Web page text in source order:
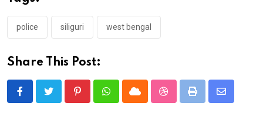
police siliguri west bengal
Share This Post:
PinterestWhatsappCloud StumbleUpon
Print
Share